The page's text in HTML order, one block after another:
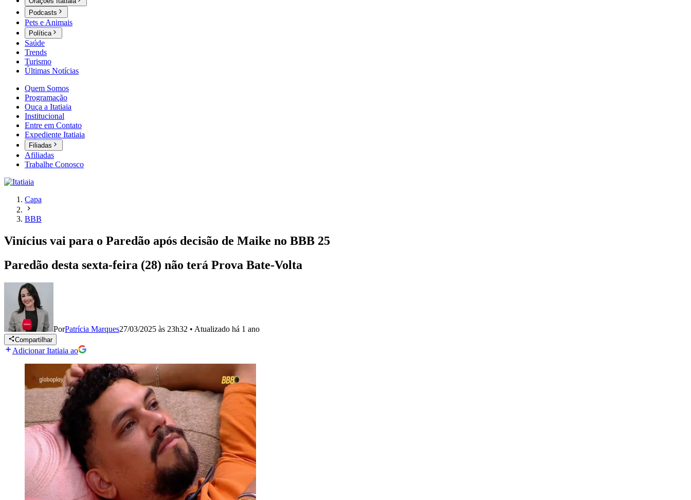
Podcasts
Pets e Animais
Política
Saúde
Trends
Turismo
Últimas Notícias
Quem Somos
Programação
Ouça a Itatiaia
Institucional
Entre em Contato
Expediente Itatiaia
Filiadas
Afiliadas
Trabalhe Conosco
Capa
BBB
Vinícius vai para o Paredão após decisão de Maike no BBB 25
Paredão desta sexta-feira (28) não terá Prova Bate-Volta
PorPatrícia Marques27/03/2025 às 23h32 • Atualizado há 1 ano
Compartilhar
Adicionar Itatiaia ao